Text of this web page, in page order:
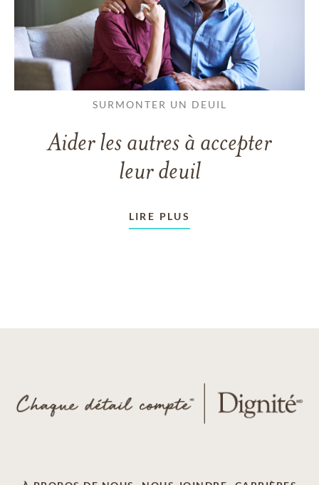
SURMONTER UN DEUIL
Aider les autres à accepter
leur deuil
LIRE PLUS